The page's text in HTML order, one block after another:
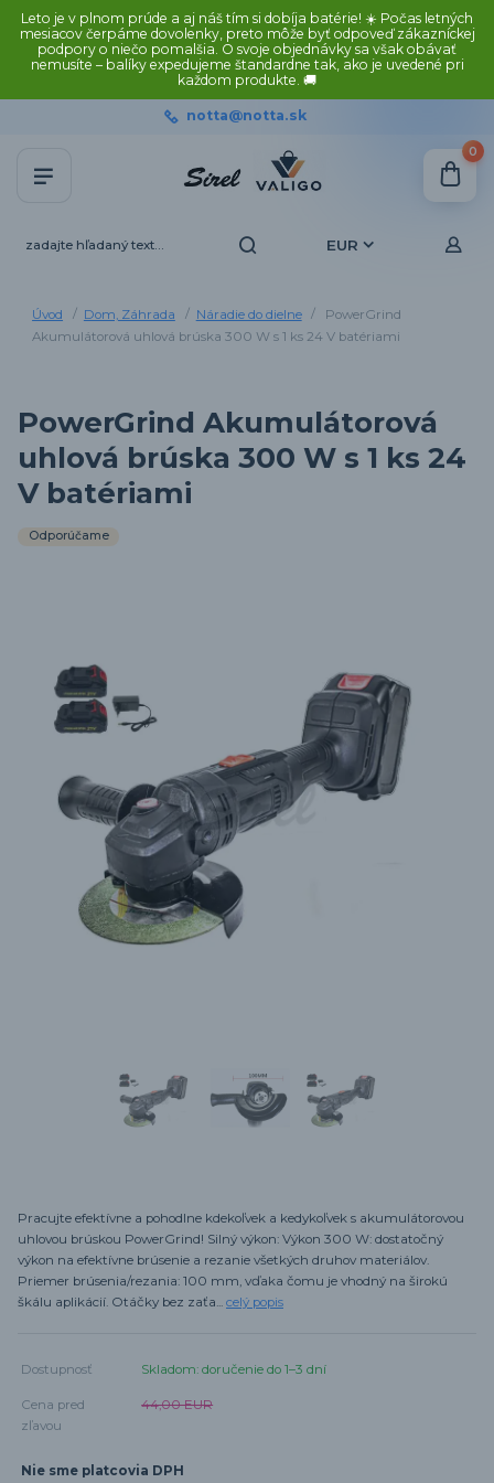
Leto je v plnom prúde a aj náš tím si dobíja batérie! ☀️ Počas letných
mesiacov čerpáme dovolenky, preto môže byť odpoveď zákazníckej
podpory o niečo pomalšia. O svoje objednávky sa však obávať
nemusíte – balíky expedujeme štandardne tak, ako je uvedené pri
každom produkte. 🚚
EUR
notta@notta.sk
0
Úvod Dom, Záhrada Náradie do dielne
PowerGrind
Akumulátorová uhlová brúska 300 W s 1 ks 24 V batériami
PowerGrind Akumulátorová
uhlová brúska 300 W s 1 ks 24
V batériami
Odporúčame
Pracujte efektívne a pohodlne kdekoľvek a kedykoľvek s akumulátorovou
uhlovou brúskou PowerGrind! Silný výkon: Výkon 300 W: dostatočný
výkon na efektívne brúsenie a rezanie všetkých druhov materiálov.
Priemer brúsenia/rezania: 100 mm, vďaka čomu je vhodný na širokú
škálu aplikácií. Otáčky bez zaťa... celý popis
Dostupnosť Skladom: doručenie do 1–3 dní
Cena pred
zľavou
44,00 EUR
Nie sme platcovia DPH